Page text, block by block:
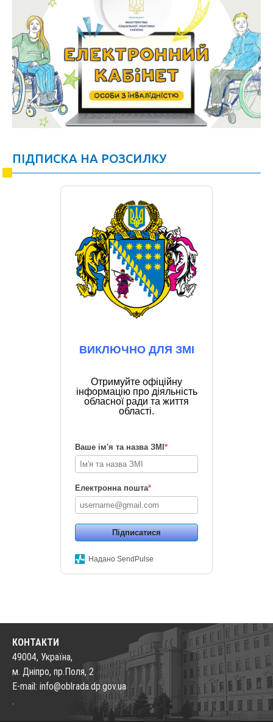
ПІДПИСКА НА РОЗСИЛКУ
ВИКЛЮЧНО ДЛЯ ЗМІ
Отримуйте офіційну
інформацію про діяльність
обласної ради та життя
області.
Ваше ім'я та назва ЗМІ *
Електронна пошта*
Підписатися
Надано SendPulse
КОНТАКТИ
49004, Україна,
м. Дніпро, пр.Поля, 2
E-mail: info@oblrada.dp.gov.ua
.